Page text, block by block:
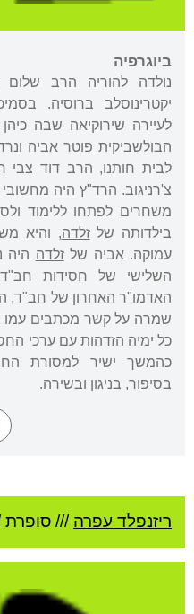
ביוגרפיה
נולדה להוריה הרב שלום
יקטרינוסלב ברוסיה.
לעיירה שירוקיאה שבה
לבית חותנו, הרב דוד צבי
צ'רניגוב. הרד"ץ היה
משחרים לפתחו ללימוד
בילדותה שלזלדה, והיא
עמוקה. אביה שלזלדה היה
השלישי של חסידות
האדמו"ר האחרון של חב"ד,
שמרה על קשר מכתבים עמו
כל ימיה הזדהות עם ערכי
כהמשך ישיר למסורת
בסיפור, בניגון ובשירה.
ריזנפלד עפרה /// סופרת